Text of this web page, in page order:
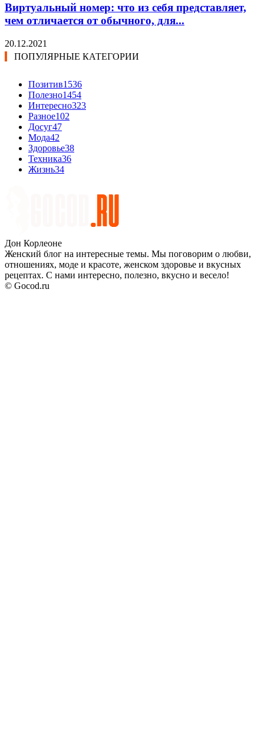
Виртуальный номер: что из себя представляет,
чем отличается от обычного, для...
20.12.2021
ПОПУЛЯРНЫЕ КАТЕГОРИИ
Позитив1536
Полезно1454
Интересно323
Разное102
Досуг47
Мода42
Здоровье38
Техника36
Жизнь34
Дон Корлеоне
Женский блог на интересные темы. Мы поговорим о любви,
отношениях, моде и красоте, женском здоровье и вкусных
рецептах. С нами интересно, полезно, вкусно и весело!
© Gocod.ru